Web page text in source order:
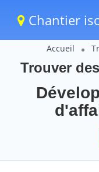
Chantier
Accueil
Trouver